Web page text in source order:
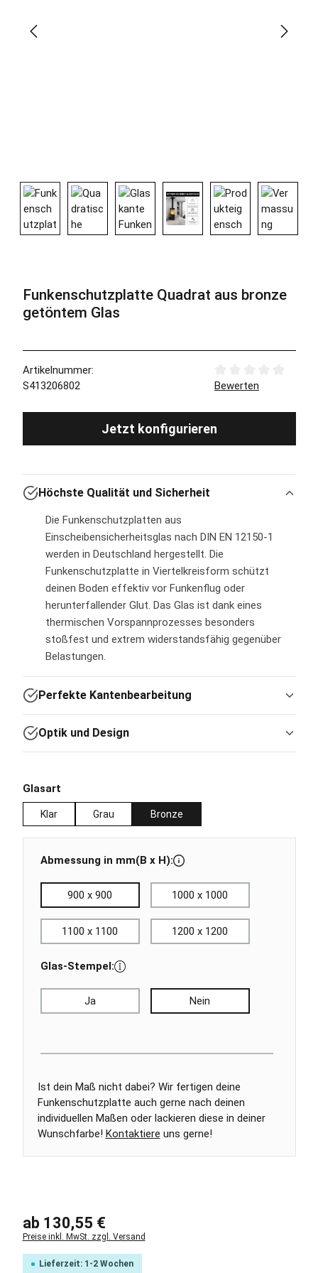
Funkenschutzplatte Quadrat aus bronze
getöntem Glas
Artikelnummer:
S413206802
Durchschnittliche
Bewerten
Jetzt konfigurieren
Höchste Qualität und Sicherheit
Die Funkenschutzplatten aus
Einscheibensicherheitsglas nach DIN EN 12150-1
werden in Deutschland hergestellt. Die
Funkenschutzplatte in Viertelkreisform schützt
deinen Boden effektiv vor Funkenflug oder
herunterfallender Glut. Das Glas ist dank eines
thermischen Vorspannprozesses besonders
stoßfest und extrem widerstandsfähig gegenüber
Belastungen.
Perfekte Kantenbearbeitung
Optik und Design
Regulärer Preis:
ab 130,55 €
Preise inkl. MwSt. zzgl. Versand
Lieferzeit: 1-2 Wochen
Glasartauswählen
Klar Grau Bronze
Abmessung in mm(B x H):
900 x 900 1000 x 1000
1100 x 1100 1200 x 1200
Glas-Stempel:
Ja Nein
Ist dein Maß nicht dabei? Wir fertigen deine
Funkenschutzplatte auch gerne nach deinen
individuellen Maßen oder lackieren diese in deiner
Wunschfarbe! Kontaktiere uns gerne!